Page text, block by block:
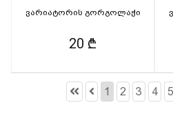
ვარიატორის გორგოლაჭი
20 ₾
1 2 3 4 5